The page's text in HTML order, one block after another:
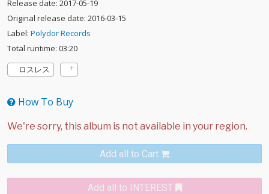
Release date: 2017-05-19
Original release date: 2016-03-15
Label: Polydor Records
Total runtime: 03:20
ロスレス
How To Buy
Add all to Cart
Add all to INTEREST